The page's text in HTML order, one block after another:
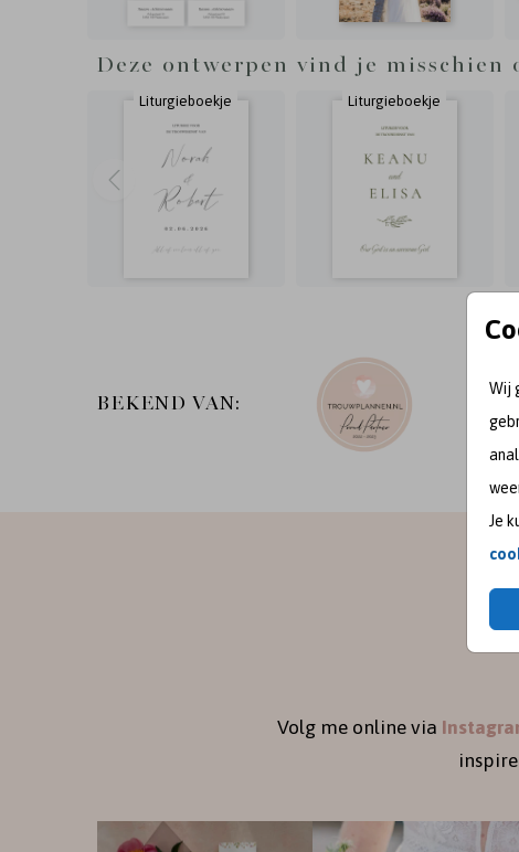
Wij
Je
Deze ontwerpen vind je misschien
Liturgieboekje Liturgieboekje
BEKEND VAN:
Volg me online via